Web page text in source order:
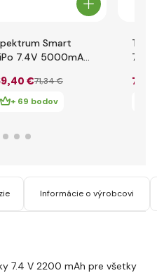
Smart
7.4V 5000mAh
,40 €71,34 €
+ 69 bodov
7.4V
78
Informácie o výrobcovi
7.4 V 2200 mAh pre všetky